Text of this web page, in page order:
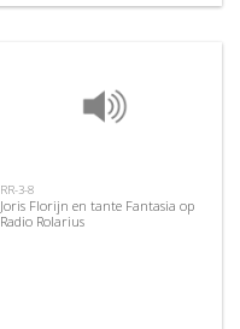
RR-3-8
Joris Florijn en tante Fantasia op
Radio Rolarius